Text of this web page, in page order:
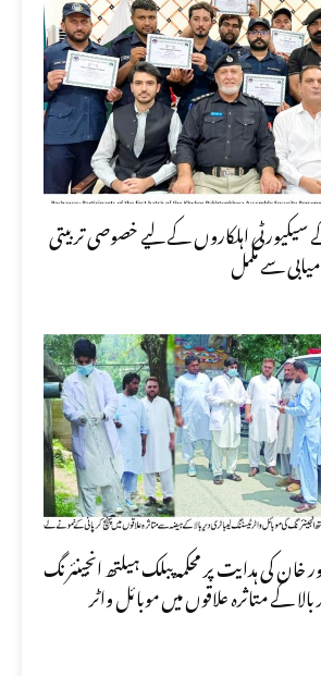
اہلکاروں کے لیے خصوصی تربیتی
سے مکمل
کی ہدایت پر محکمہ پبلک ہیلتھ انجینئرنگ
کے متاثرہ علاقوں میں موبائل واٹر